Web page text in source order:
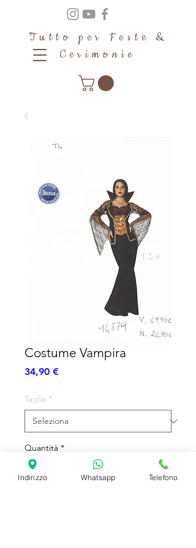
Tutto per Feste &
Cerimonie
Costume Vampira
34,90 €Prezzo
Taglia *
Quantità *
Indirizzo Whatsapp Telefono